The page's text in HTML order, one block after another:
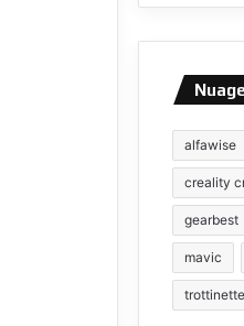
alfawise
creality
gearbest
mavic
trottinette